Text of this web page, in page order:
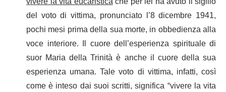
del voto di vittima, pronunciato l’8 dicembre 1941,
pochi mesi prima della sua morte, in obbedienza alla
voce interiore. Il cuore dell’esperienza spirituale di
suor Maria della Trinità è anche il cuore della sua
esperienza umana. Tale voto di vittima, infatti, così
come è inteso dai suoi scritti, significa “vivere la vita